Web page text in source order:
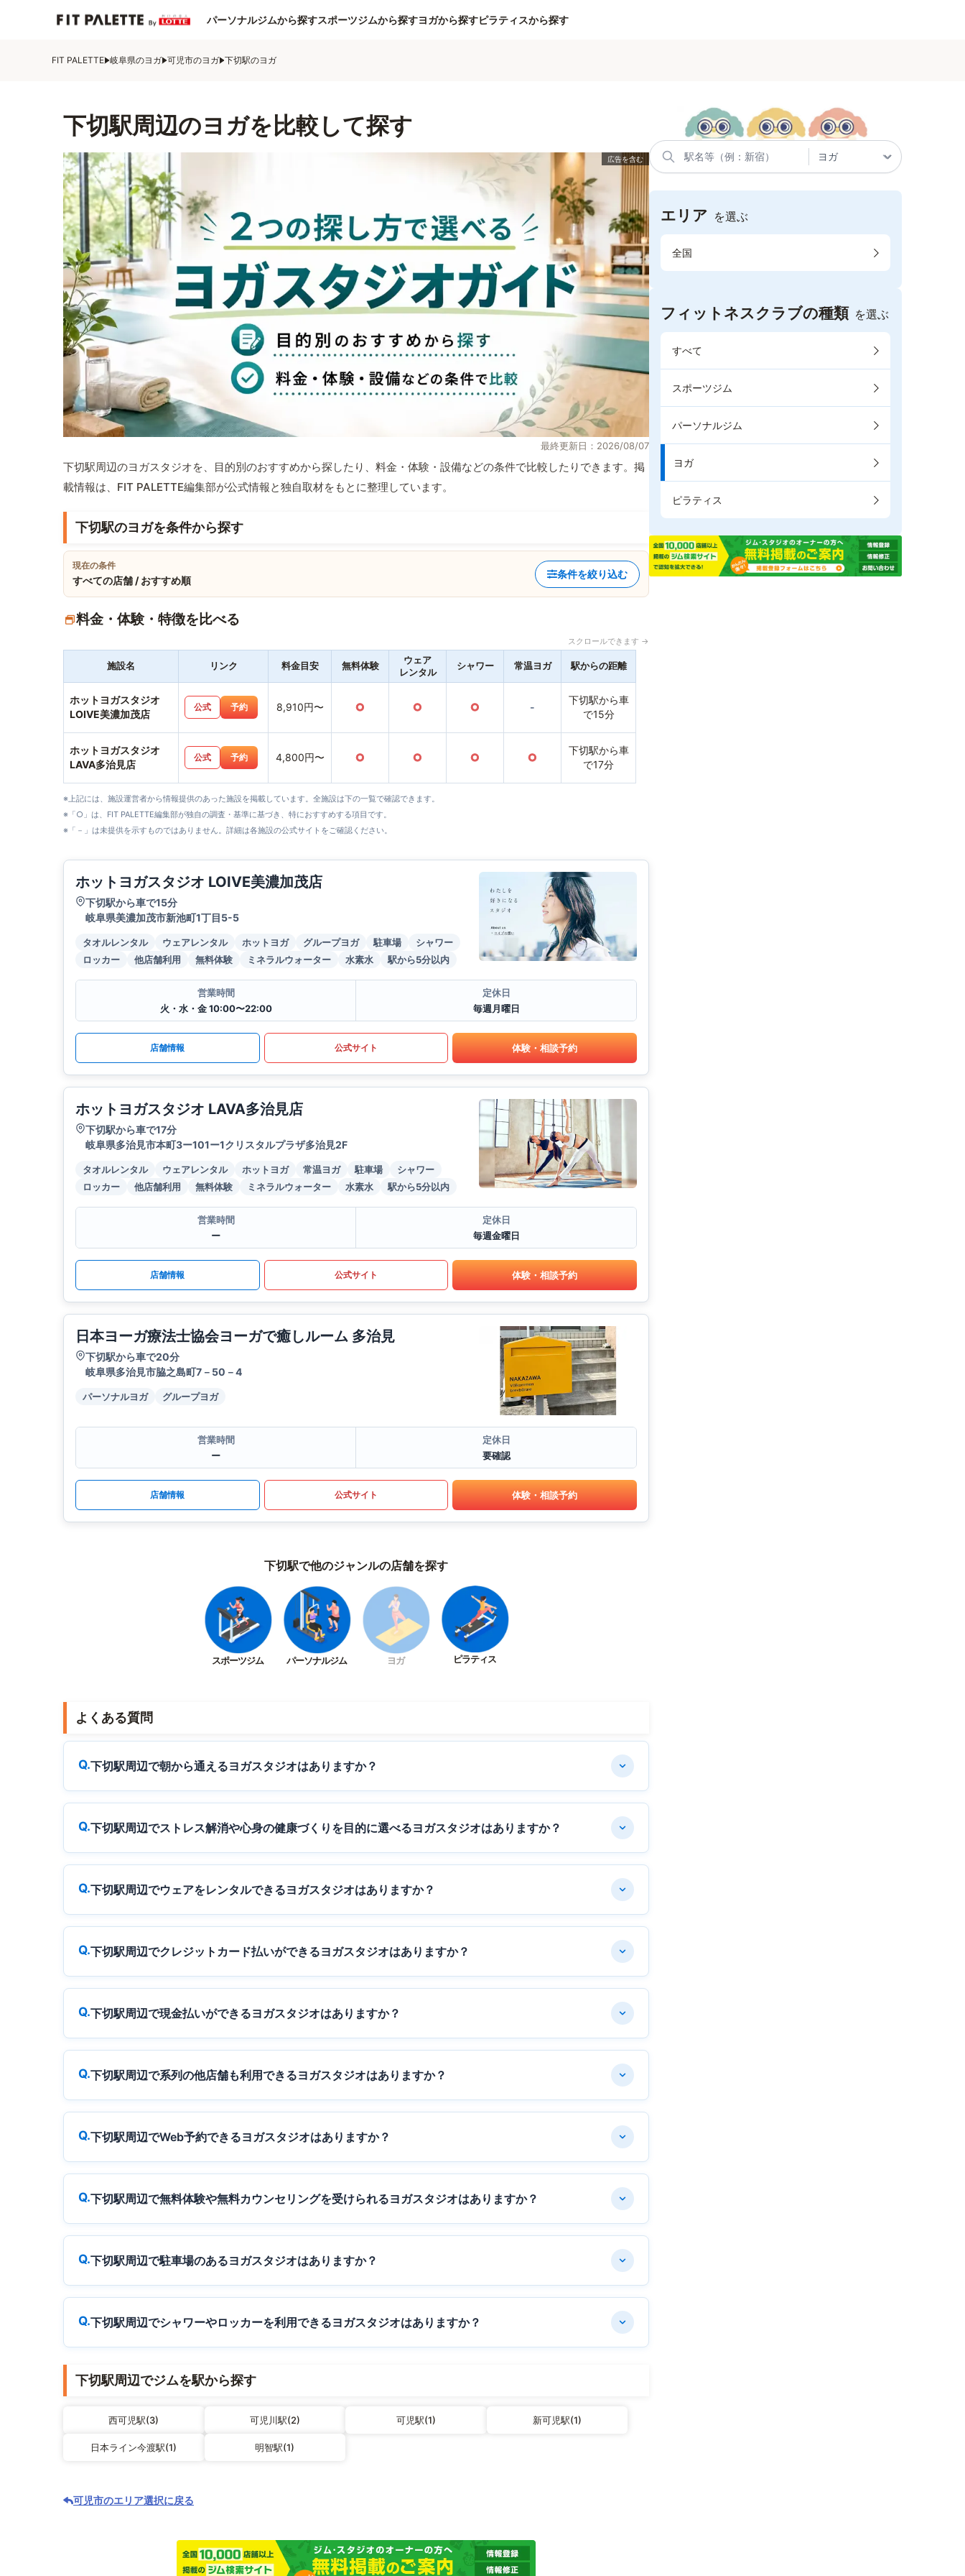
パーソナルジムから探すスポーツジムから探すヨガから探すピラティスから探す
FIT PALETTE 岐阜県のヨガ 可児市のヨガ 下切駅のヨガ
下切駅周辺のヨガを比較して探す
最終更新日：2026/08/07
下切駅周辺のヨガスタジオを、目的別のおすすめから探したり、料金・体験・設備などの条件で比較したりできます。掲
載情報は、FIT PALETTE編集部が公式情報と独自取材をもとに整理しています。
下切駅のヨガを条件から探す
現在の条件
すべての店舗 / おすすめ順
条件を絞り込む
料金・体験・特徴を比べる
スクロールできます →
施設名 リンク 料金目安 無料体験
ウェア
レンタル
シャワー 常温ヨガ 駅からの距離
ホットヨガスタジオ
LOIVE美濃加茂店
公式 予約 8,910円〜 ○ ○ ○ -
下切駅から車
で15分
ホットヨガスタジオ
LAVA多治見店
公式 予約 4,800円〜 ○ ○ ○ ○
下切駅から車
で17分
※上記には、施設運営者から情報提供のあった施設を掲載しています。全施設は下の一覧で確認できます。
※「○」は、FIT PALETTE編集部が独自の調査・基準に基づき、特におすすめする項目です。
※「－」は未提供を示すものではありません。詳細は各施設の公式サイトをご確認ください。
ホットヨガスタジオ LOIVE美濃加茂店
下切駅から車で15分
岐阜県美濃加茂市新池町1丁目5-5
タオルレンタル ウェアレンタル ホットヨガ グループヨガ 駐車場
シャワー
ロッカー
他店舗利用 無料体験 ミネラルウォーター 水素水 駅から5分以内
営業時間
火・水・金 10:00〜22:00
定休日
毎週月曜日
店舗情報 公式サイト 体験・相談予約
ホットヨガスタジオ LAVA多治見店
下切駅から車で17分
岐阜県多治見市本町3ー101ー1クリスタルプラザ多治見2F
タオルレンタル ウェアレンタル ホットヨガ 常温ヨガ 駐車場
シャワー
ロッカー
他店舗利用 無料体験 ミネラルウォーター 水素水 駅から5分以内
営業時間
ー
定休日
毎週金曜日
店舗情報 公式サイト 体験・相談予約
日本ヨーガ療法士協会ヨーガで癒しルーム 多治見
下切駅から車で20分
岐阜県多治見市脇之島町7－50－4
パーソナルヨガ グループヨガ
営業時間
ー
定休日
要確認
店舗情報 公式サイト 体験・相談予約
下切駅で他のジャンルの店舗を探す
スポーツジム パーソナルジム ヨガ ピラティス
よくある質問
下切駅周辺で朝から通えるヨガスタジオはありますか？
下切駅周辺でストレス解消や心身の健康づくりを目的に選べるヨガスタジオはありますか？
下切駅周辺でウェアをレンタルできるヨガスタジオはありますか？
下切駅周辺でクレジットカード払いができるヨガスタジオはありますか？
下切駅周辺で現金払いができるヨガスタジオはありますか？
下切駅周辺で系列の他店舗も利用できるヨガスタジオはありますか？
下切駅周辺でWeb予約できるヨガスタジオはありますか？
下切駅周辺で無料体験や無料カウンセリングを受けられるヨガスタジオはありますか？
下切駅周辺で駐車場のあるヨガスタジオはありますか？
下切駅周辺でシャワーやロッカーを利用できるヨガスタジオはありますか？
下切駅周辺でジムを駅から探す
西可児駅(3) 可児川駅(2) 可児駅(1) 新可児駅(1)
日本ライン今渡駅(1) 明智駅(1)
可児市のエリア選択に戻る
エリア を選ぶ
全国
フィットネスクラブの種類 を選ぶ
すべて
スポーツジム
パーソナルジム
ヨガ
ピラティス